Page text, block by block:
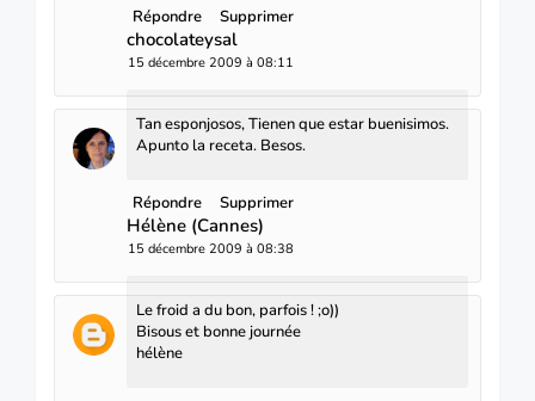
Répondre Supprimer
chocolateysal
15 décembre 2009 à 08:11
Tan esponjosos, Tienen que estar buenisimos.
Apunto la receta. Besos.
Répondre Supprimer
Hélène (Cannes)
15 décembre 2009 à 08:38
Le froid a du bon, parfois ! ;o))
Bisous et bonne journée
hélène